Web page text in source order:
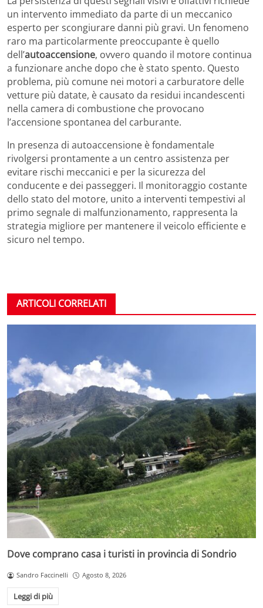
un intervento immediato da parte di un meccanico
esperto per scongiurare danni più gravi. Un fenomeno
raro ma particolarmente preoccupante è quello
dell’autoaccensione, ovvero quando il motore continua
a funzionare anche dopo che è stato spento. Questo
problema, più comune nei motori a carburatore delle
vetture più datate, è causato da residui incandescenti
nella camera di combustione che provocano
l’accensione spontanea del carburante.
In presenza di autoaccensione è fondamentale
rivolgersi prontamente a un centro assistenza per
evitare rischi meccanici e per la sicurezza del
conducente e dei passeggeri. Il monitoraggio costante
dello stato del motore, unito a interventi tempestivi al
primo segnale di malfunzionamento, rappresenta la
strategia migliore per mantenere il veicolo efficiente e
sicuro nel tempo.
ARTICOLI CORRELATI
Dove comprano casa i turisti in provincia di Sondrio
Sandro Faccinelli Agosto 8, 2026
Leggi di più